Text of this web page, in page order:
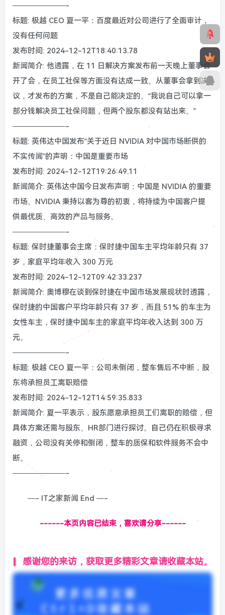
———————-
标题: 极越 CEO 夏一平：百度最近对公司进行了全面审计，
没有任何问题
发布时间: 2024-12-12T18:40:13.78
新闻简介: 他透露，在 11 日解决方案发布前一天晚上董事会
开了会，在员工社保等方面没有达成一致。从董事会拿到决
议，才发布的方案，不是自己能决定的。“我说自己可以拿一
部分钱解决员工社保问题，但两个股东都没有站出来。”
———————-
标题: 英伟达中国发布“关于近日 NVIDIA 对中国市场断供的
不实传闻”的声明：中国是重要市场
发布时间: 2024-12-12T19:26:49.11
新闻简介: 英伟达中国今日发布声明：中国是 NVIDIA 的重要
市场。NVIDIA 秉持以客为尊的初衷，将持续为中国客户提
供最优质、高效的产品与服务。
———————-
标题: 保时捷董事会主席：保时捷中国车主平均年龄只有 37
岁，家庭平均年收入 300 万元
发布时间: 2024-12-12T09:42:33.237
新闻简介: 奥博穆在谈到保时捷在中国市场发展现状时透露，
保时捷的中国客户平均年龄只有 37 岁，而且 51% 的车主为
女性车主，保时捷中国车主的家庭平均年收入达到 300 万
元。
———————-
标题: 极越 CEO 夏一平：公司未倒闭，整车售后不中断，股
东将承担员工离职赔偿
发布时间: 2024-12-12T14:59:35.833
新闻简介: 夏一平表示，股东愿意承担员工们离职的赔偿，但
具体方案还需与股东、HR部门进行探讨。自己仍在积极寻求
融资，公司没有关停和倒闭，整车的质保和软件服务不会中
断。
———————-
—- IT之家新闻 End —-
------本页内容已结束，喜欢请分享------
感谢您的来访，获取更多精彩文章请收藏本站。